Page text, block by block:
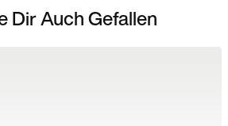
Dir Auch Gefallen